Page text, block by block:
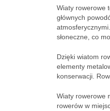
Wiaty rowerowe
głównych
słoneczne, co
Dzięki wiatom
elementy
konserwacji.
Wiaty rowerowe
rowerów w